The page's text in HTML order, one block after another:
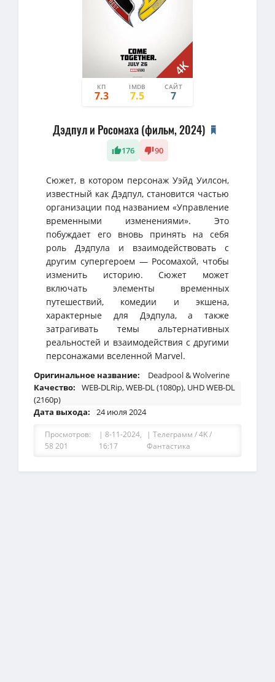
4K
КП
7.3
IMDB
7.5
САЙТ
7
Дэдпул и Росомаха (фильм, 2024)
176 90
Сюжет, в котором персонаж Уэйд Уилсон,
известный как Дэдпул, становится частью
организации под названием «Управление
временными изменениями». Это
побуждает его вновь принять на себя
роль Дэдпула и взаимодействовать с
другим супергероем — Росомахой, чтобы
изменить историю. Сюжет может
включать элементы временных
путешествий, комедии и экшена,
характерные для Дэдпула, а также
затрагивать темы альтернативных
реальностей и взаимодействия с другими
персонажами вселенной Marvel.
Оригинальное название:
Deadpool & Wolverine
Качество:
WEB-DLRip, WEB-DL (1080p), UHD WEB-DL
(2160p)
Дата выхода:
24 июля 2024
Просмотров:
58 201
| 8-11-2024,
16:17
|Телеграмм / 4K /
Фантастика